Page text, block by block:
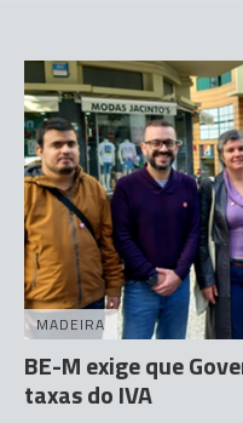
MADEIRA
BE-M exige que
taxas do IVA